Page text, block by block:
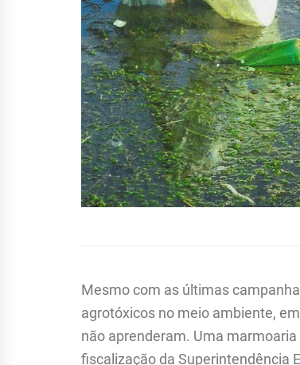
Mesmo com as últimas
agrotóxicos no meio ambiente,
não aprenderam. Uma
fiscalização da Superintendência